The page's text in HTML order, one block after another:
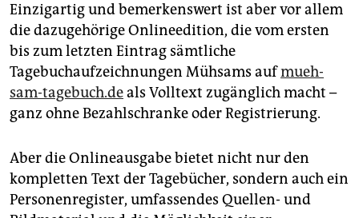
Einzigartig und bemerkenswert ist aber vor allem
die dazugehörige Onlineedition, die vom ersten
bis zum letzten Eintrag sämtliche
Tagebuchaufzeichnungen Mühsams aufmueh­
sam-tagebuch.deals Volltext zugänglich macht –
ganz ohne Bezahlschranke oder Registrierung.
Aber die Onlineausgabe bietet nicht nur den
kompletten Text der Tagebücher, sondern auch ein
Personenregister, umfassendes Quellen- und